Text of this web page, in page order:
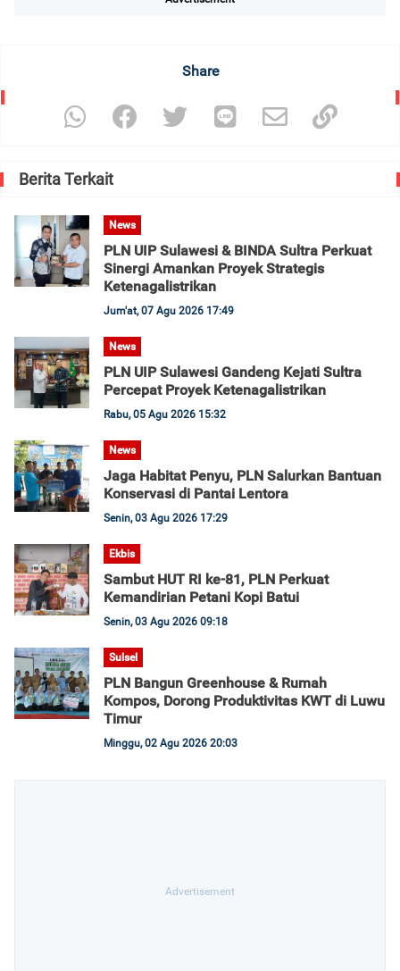
Share
Berita Terkait
News
PLN UIP Sulawesi & BINDA Sultra Perkuat
Sinergi Amankan Proyek Strategis
Ketenagalistrikan
Jum'at, 07 Agu 2026 17:49
News
PLN UIP Sulawesi Gandeng Kejati Sultra
Percepat Proyek Ketenagalistrikan
Rabu, 05 Agu 2026 15:32
News
Jaga Habitat Penyu, PLN Salurkan Bantuan
Konservasi di Pantai Lentora
Senin, 03 Agu 2026 17:29
Ekbis
Sambut HUT RI ke-81, PLN Perkuat
Kemandirian Petani Kopi Batui
Senin, 03 Agu 2026 09:18
Sulsel
PLN Bangun Greenhouse & Rumah
Kompos, Dorong Produktivitas KWT di Luwu
Timur
Minggu, 02 Agu 2026 20:03